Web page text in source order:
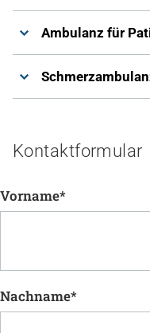
Ambulanz für
Kontaktformular
Vorname*
Nachname*